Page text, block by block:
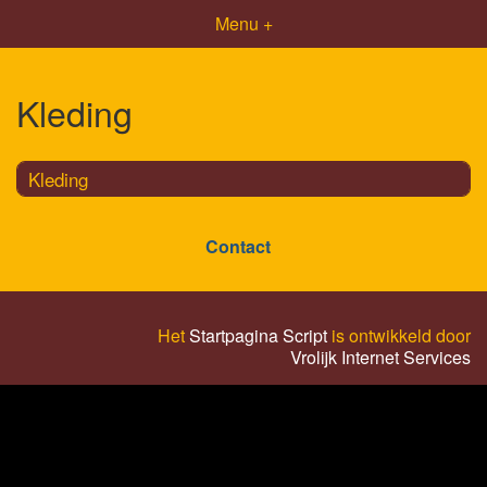
Menu +
Kleding
Kleding
Contact
HetStartpagina Script is ontwikkeld door
Vrolijk Internet Services